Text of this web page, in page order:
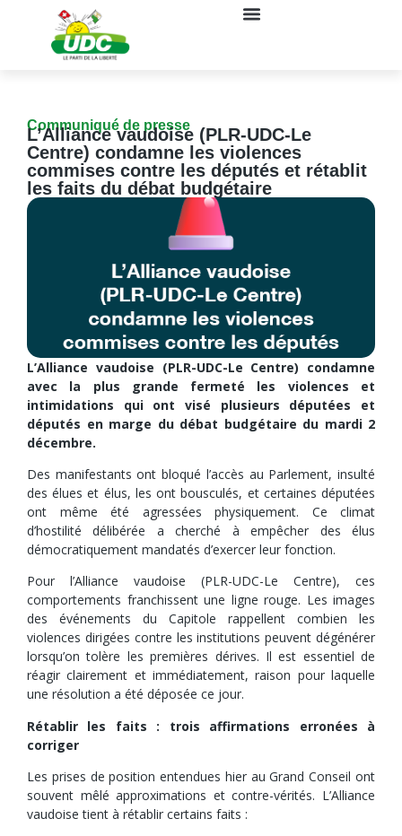
Communiqué de presse
L’Alliance vaudoise (PLR-UDC-Le
Centre) condamne les violences
commises contre les députés et rétablit
les faits du débat budgétaire
L’Alliance vaudoise (PLR-UDC-Le Centre) condamne
avec la plus grande fermeté les violences et
intimidations qui ont visé plusieurs députées et
députés en marge du débat budgétaire du mardi 2
décembre.
Des manifestants ont bloqué l’accès au Parlement, insulté
des élues et élus, les ont bousculés, et certaines députées
ont même été agressées physiquement. Ce climat
d’hostilité délibérée a cherché à empêcher des élus
démocratiquement mandatés d’exercer leur fonction.
Pour l’Alliance vaudoise (PLR-UDC-Le Centre), ces
comportements franchissent une ligne rouge. Les images
des événements du Capitole rappellent combien les
violences dirigées contre les institutions peuvent dégénérer
lorsqu’on tolère les premières dérives. Il est essentiel de
réagir clairement et immédiatement, raison pour laquelle
une résolution a été déposée ce jour.
Rétablir les faits : trois affirmations erronées à
corriger
Les prises de position entendues hier au Grand Conseil ont
souvent mêlé approximations et contre-vérités. L’Alliance
vaudoise tient à rétablir certains faits :